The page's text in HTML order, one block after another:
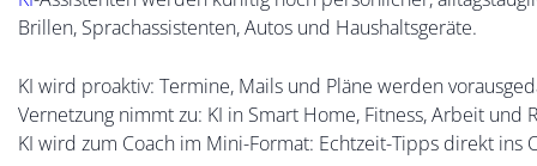
Brillen, Sprachassistenten, Autos und Haushaltsgeräte.
KI wird proaktiv: Termine, Mails und Pläne werden
Vernetzung nimmt zu: KI in Smart Home, Fitness, Arbeit und
KI wird zum Coach im Mini-Format: Echtzeit-Tipps direkt ins